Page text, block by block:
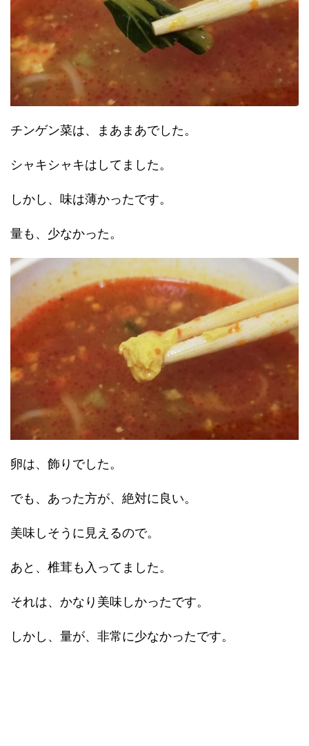
チンゲン菜は、まあまあでした。
シャキシャキはしてました。
しかし、味は薄かったです。
量も、少なかった。
卵は、飾りでした。
でも、あった方が、絶対に良い。
美味しそうに見えるので。
あと、椎茸も入ってました。
それは、かなり美味しかったです。
しかし、量が、非常に少なかったです。